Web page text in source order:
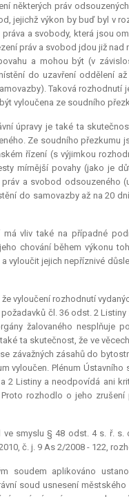
některých práv
jejichž výkon by buď byl v
a svobody, která jsou
práv a svobod jdou již nad
a mohou být (v
do uzavření oddělení
Taková rozhodnutí
vyloučena ze soudního
úpravy je také ta
Ze soudního přezkumu
řízení (s výjimkou
mírnější povahy (jako je
a svobod odsouzeného
do samovazby až na 20
vliv také na případné
chování během výkonu
vyloučit jejich nepříznivé
vyloučení rozhodnutí
čl. 36 odst. 2
žalovaného nesplňuje
ta skutečnost, že ve
závažných zásahů do
vyloučen. Plénum
Listiny a neodpovídá ani
rozhodlo o jeho
smyslu § 48 odst. 4 s. ř.
č. j. 9 As 2/2008 - 122,
soudem aplikováno
soud usnesení